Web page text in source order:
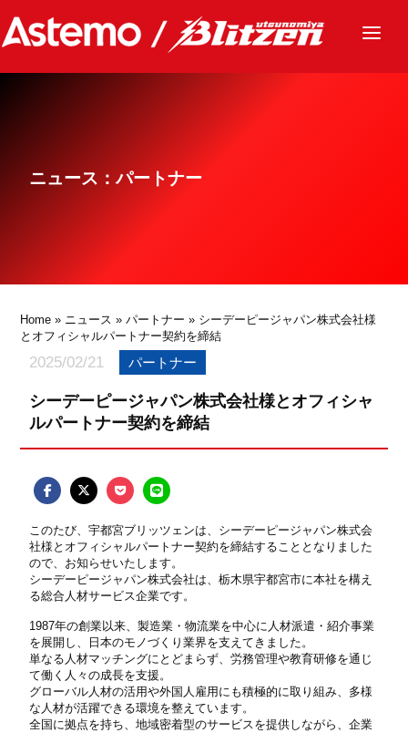
ニュース
グッズ
ニュース：パートナー
Home » ニュース »パートナー » シーデーピージャパン株式会社様
とオフィシャルパートナー契約を締結
2025/02/21 パートナー
シーデーピージャパン株式会社様とオフィシャ
ルパートナー契約を締結
このたび、宇都宮ブリッツェンは、シーデーピージャパン株式会
社様とオフィシャルパートナー契約を締結することとなりました
ので、お知らせいたします。
シーデーピージャパン株式会社は、栃木県宇都宮市に本社を構え
る総合人材サービス企業です。
1987年の創業以来、製造業・物流業を中心に人材派遣・紹介事業
を展開し、日本のモノづくり業界を支えてきました。
単なる人材マッチングにとどまらず、労務管理や教育研修を通じ
て働く人々の成長を支援。
グローバル人材の活用や外国人雇用にも積極的に取り組み、多様
な人材が活躍できる環境を整えています。
全国に拠点を持ち、地域密着型のサービスを提供しながら、企業